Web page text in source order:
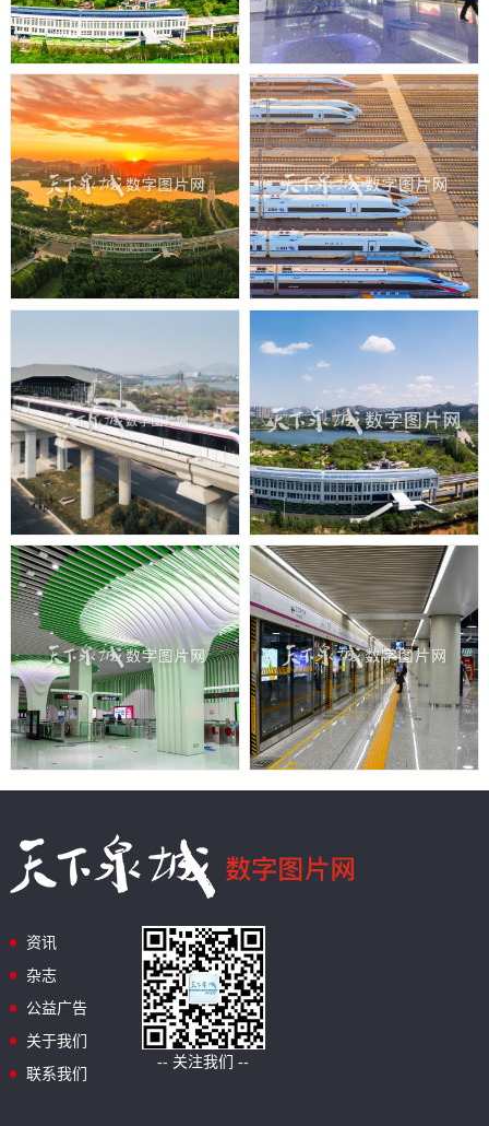
资讯
杂志
公益广告
关于我们
联系我们
-- 关注我们 --